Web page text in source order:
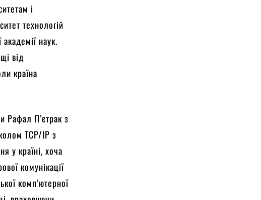
і
технологій
наук.
від
країна
Рафал П’єтрак з
TCP/IP з
у країні, хоча
комунікації
комп’ютерної